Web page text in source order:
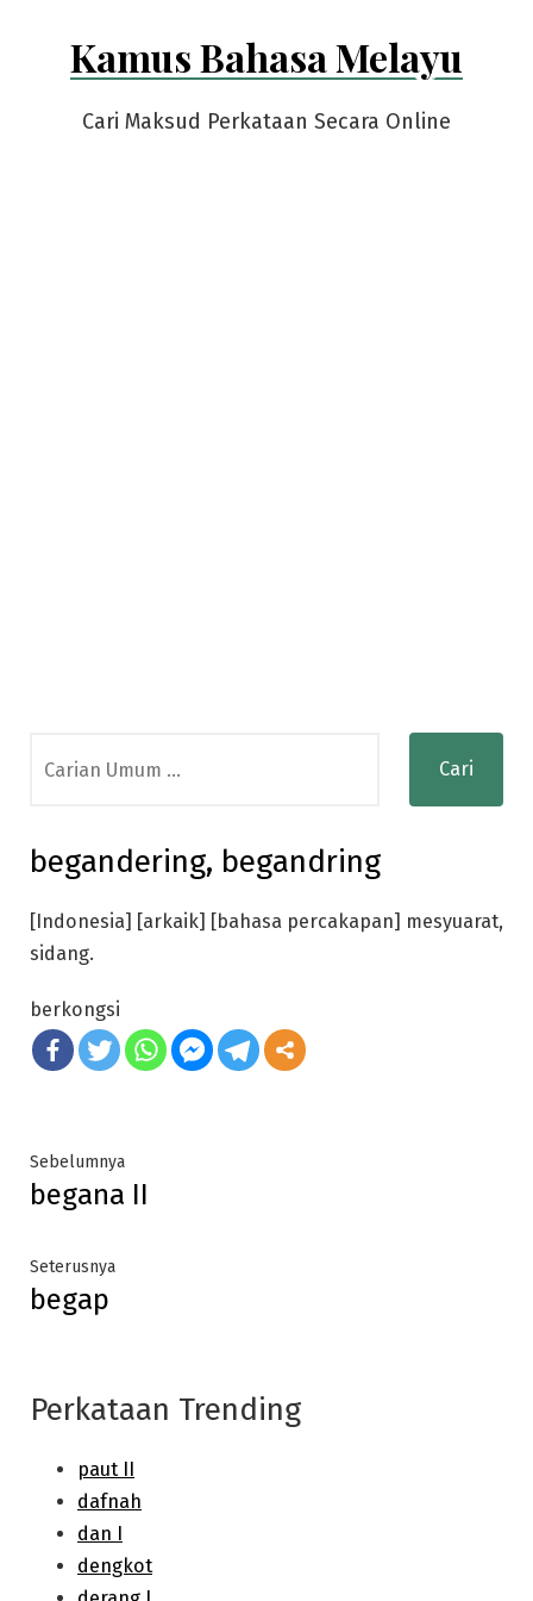
Kamus Bahasa Melayu
Cari Maksud Perkataan Secara Online
for:
begandering, begandring
[Indonesia] [arkaik] [bahasa percakapan] mesyuarat,
sidang.
berkongsi
Post
navigation
SebelumnyaPrevious
post:
begana II
SeterusnyaNext
begap
Perkataan Trending